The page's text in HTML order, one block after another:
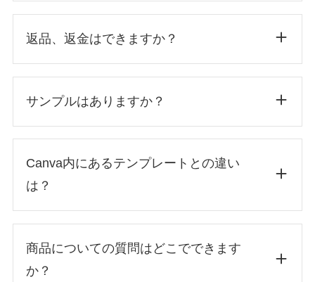
返品、返金はできますか？
サンプルはありますか？
Canva内にあるテンプレートとの違い
は？
同じデザインシリーズ内のテンプレート数
の豊富さ
商品についての質問はどこでできます
か？